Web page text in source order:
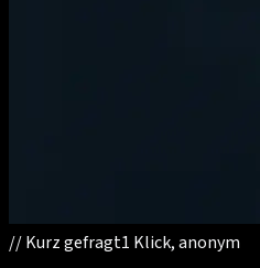
//Kurz gefragt1 Klick, anonym